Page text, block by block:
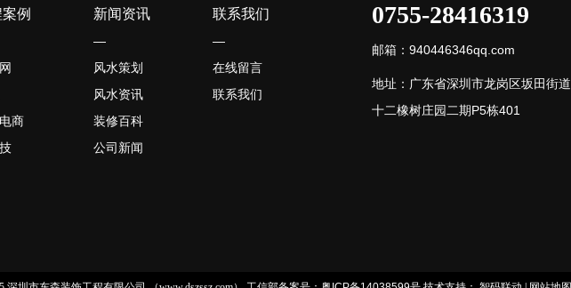
例
商
新闻资讯
—
风水策划
风水资讯
装修百科
公司新闻
联系我们
—
在线留言
联系我们
0755-28416319
邮箱：940446346qq.com
地址：广东省深圳市龙岗区坂田街道
十二橡树庄园二期P5栋401